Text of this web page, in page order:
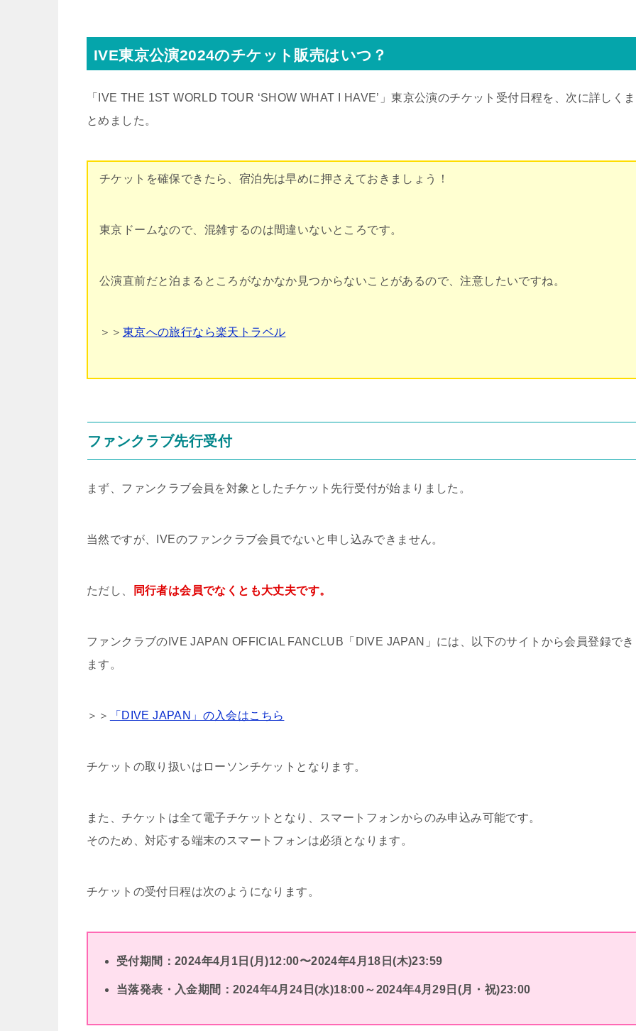
IVE東京公演2024のチケット販売はいつ？
「IVE THE 1ST WORLD TOUR ‘SHOW WHAT I HAVE’」東京公演のチケット受付日程を、次に詳しくま
とめました。
チケットを確保できたら、宿泊先は早めに押さえておきましょう！
東京ドームなので、混雑するのは間違いないところです。
公演直前だと泊まるところがなかなか見つからないことがあるので、注意したいですね。
＞＞ 東京への旅行なら楽天トラベル
ファンクラブ先行受付
まず、ファンクラブ会員を対象としたチケット先行受付が始まりました。
当然ですが、IVEのファンクラブ会員でないと申し込みできません。
ただし、 同行者は会員でなくとも大丈夫です。
ファンクラブのIVE JAPAN OFFICIAL FANCLUB「DIVE JAPAN」には、以下のサイトから会員登録でき
ます。
＞＞ 「DIVE JAPAN」の入会はこちら
チケットの取り扱いはローソンチケットとなります。
また、チケットは全て電子チケットとなり、スマートフォンからのみ申込み可能です。
そのため、対応する端末のスマートフォンは必須となります。
チケットの受付日程は次のようになります。
受付期間：2024年4月1日(月)12:00〜2024年4月18日(木)23:59
当落発表・入金期間：2024年4月24日(水)18:00～2024年4月29日(月・祝)23:00